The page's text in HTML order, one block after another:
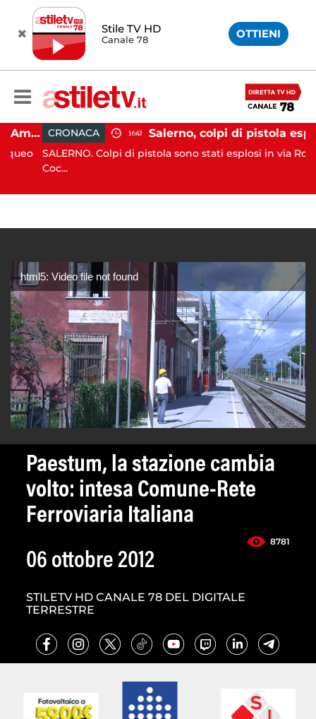
Stile TV HD
Canale 78 OTTIENI
Gozzo affonda in Costiera Amalfitana: occupanti soccorsi da altri natanti CRONACA 16:43
SALERNO. Colpi di pistola sono stati esplosi in via Rocco
Coc...
html5: Video file not found
Paestum, la stazione cambia
volto: intesa Comune-Rete
Ferroviaria Italiana
8781
06 ottobre 2012
STILETV HD CANALE 78 DEL DIGITALE
TERRESTRE